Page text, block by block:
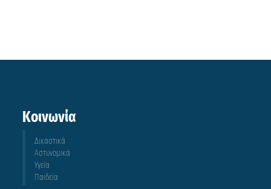
Κοινωνία
Δικαστικά
Αστυνομικά
Υγεία
Παιδεία